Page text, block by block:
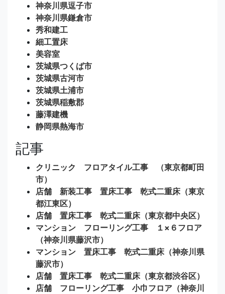
神奈川県逗子市
神奈川県鎌倉市
秀和建工
細工置床
美容室
茨城県つくば市
茨城県古河市
茨城県土浦市
茨城県稲敷郡
藤澤建機
静岡県熱海市
記事
クリニック フロアタイル工事 （東京都町田
市）
店舗 新装工事 置床工事 乾式二重床（東京
都江東区）
店舗 置床工事 乾式二重床（東京都中央区）
マンション フローリング工事 １×６フロア
（神奈川県藤沢市）
マンション 置床工事 乾式二重床（神奈川県
藤沢市）
店舗 置床工事 乾式二重床（東京都渋谷区）
店舗 フローリング工事 小巾フロア（神奈川